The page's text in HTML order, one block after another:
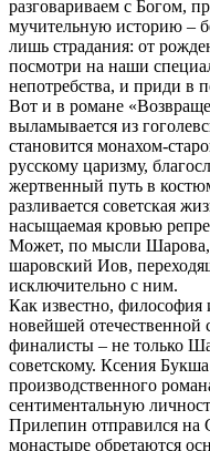
разговариваем с Богом,
мучительную историю –
лишь страдания: от
посмотри на наши
непотребства, и приди в
Вот и в романе
выламывается из
становится монахом-
русскому царизму,
жертвенный путь в
разливается советская
насыщаемая кровью
Может, по мысли Шарова,
шаровский Иов,
исключительно с ним.
Как известно,
новейшей отечественной
финалисты – не только
советскому. Ксения
производственного
сентиментальную
Прилепин отправился на
монастыре обретаются